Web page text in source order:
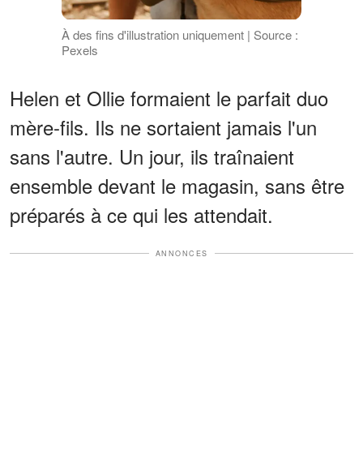
À des fins d'illustration uniquement | Source :
Pexels
Helen et Ollie formaient le parfait duo
mère-fils. Ils ne sortaient jamais l'un
sans l'autre. Un jour, ils traînaient
ensemble devant le magasin, sans être
préparés à ce qui les attendait.
ANNONCES